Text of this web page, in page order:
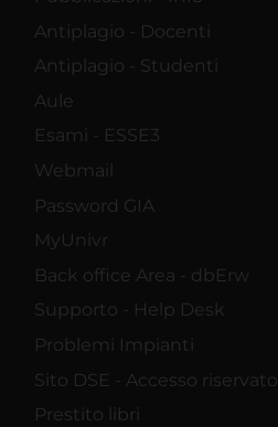
Antiplagio - Docenti
Antiplagio - Studenti
Aule
Esami - ESSE3
Webmail
Password GIA
MyUnivr
Back office Area - dbErw
Supporto - Help Desk
Problemi Impianti
Sito DSE - Accesso riservato
Prestito libri